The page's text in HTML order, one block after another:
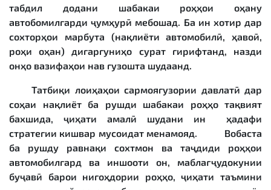
табдил додани шабакаи роҳҳои оҳану
автобомилгарди ҷумҳурӣ мебошад. Ба ин хотир дар
сохторҳои марбута (нақлиёти автомобилӣ, ҳавоӣ,
роҳи оҳан) дигаргуниҳо сурат гирифтанд, назди
онҳо вазифаҳои нав гузошта шудаанд.
Татбиқи лоиҳаҳои сармоягузории давлатӣ дар
соҳаи нақлиёт ба рушди шабакаи роҳҳо тақвият
бахшида, ҷиҳати амалӣ шудани ин ҳадафи
стратегии кишвар мусоидат менамояд. Вобаста
ба рушду равнақи сохтмон ва таҷдиди роҳҳои
автомобилгард ва иншооти он, маблағҷудокунии
буҷавӣ барои нигоҳдории роҳҳо, ҷиҳати таъмини